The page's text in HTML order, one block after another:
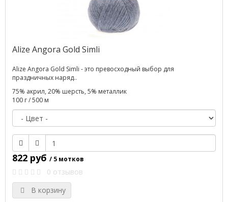
Alize Angora Gold Simli
Alize Angora Gold Simli - это превосходный выбор для
праздничных наряд..
75% акрил, 20% шерсть, 5% металлик
100 г / 500 м
822 руб / 5 мотков
0 отзывов
В корзину